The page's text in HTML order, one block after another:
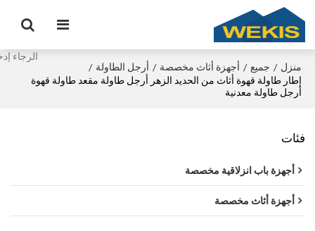
منزل / جميع / أجهزة أثاث مخصصة / أرجل الطاولة /
إطار طاولة قهوة أثاث من الحديد الزهر أرجل طاولة مقعد طاولة قهوة
أرجل طاولة معدنية
فئات
أجهزة باب انزلاقية مخصصة
أجهزة أثاث مخصصة